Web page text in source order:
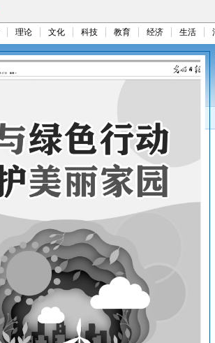
理论 文化 科技 教育 经济 生活